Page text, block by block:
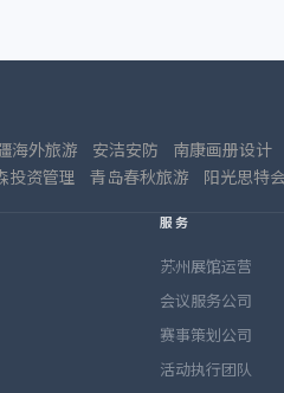
海外旅游 安洁安防 南康画册设计
投资管理 青岛春秋旅游 阳光思特
服务
苏州展馆运营
会议服务公司
赛事策划公司
活动执行团队